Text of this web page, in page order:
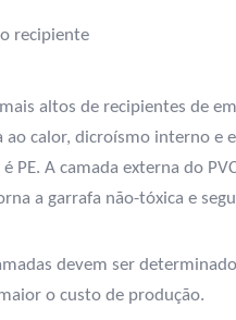
recipiente
altos de recipientes de
calor, dicroísmo interno e
A camada externa do
a garrafa não-tóxica e
devem ser
o custo de produção.